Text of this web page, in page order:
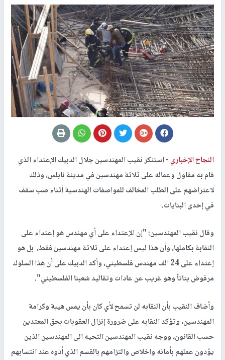
النجاح الإخباري -استنكر نقيب المهندسين جلال الدبيك الإعتداء الذي
قام به مقاول وعماله على ثلاثة مهندسين في مدينة نابلس، وذلك
لاعتراضهم على الطلب المخالف للمواصفات الهندسية أثناء صب سقف
في إحدى البنايات.
وقال نقيب المهندسين: "إن الإعتداء على أي مهندس هو إعتداء على
النقابة بكاملها، وأن هذا ليس إعتداء على ثلاثة مهندسين فقط، بل هو
إعتداء على 24 الف مهندس فلسطيني، وأكد الدبيك على أن هذا السلوك
مرفوض بتاتاً وهو غريب عن عادات وتقاليد شعبنا الفلسطيني".
وأضاف النقيب بأن النقابه لن تسمح لأي كان بأن يمس هيبة وكرامة
المهندسين، وتؤكد النقابه على ضرورة إنزال العقوبات بحق المعتدين
حسب القانون، ووجه نقيب المهندسين التحيه الى المهندسين الذين
يؤدون عملهم بأمانه واخلاص والتزامهم بالقسم الذي أدوه عند انتسابهم